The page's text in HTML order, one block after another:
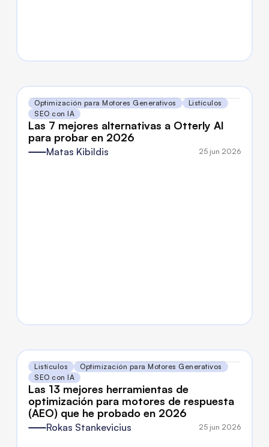
Optimización para Motores Generativos
Listículos
SEO con IA
Las 7 mejores alternativas a Otterly AI
para probar en 2026
Matas Kibildis 25 jun 2026
Listículos
Optimización para Motores Generativos
SEO con IA
Las 13 mejores herramientas de
optimización para motores de respuesta
(AEO) que he probado en 2026
Rokas Stankevicius 25 jun 2026